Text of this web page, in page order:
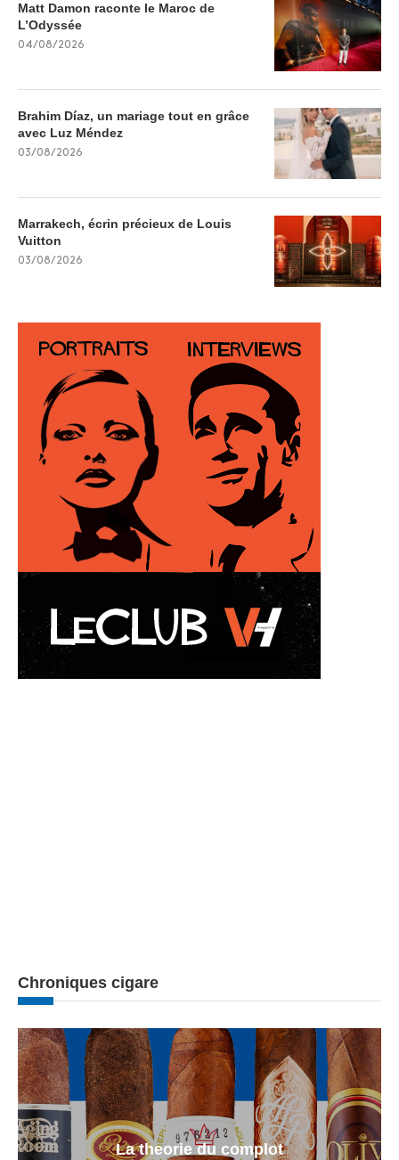
Matt Damon raconte le Maroc de
L’Odyssée
04/08/2026
Brahim Díaz, un mariage tout en grâce
avec Luz Méndez
03/08/2026
Marrakech, écrin précieux de Louis
Vuitton
03/08/2026
Chroniques cigare
La theorie du complot